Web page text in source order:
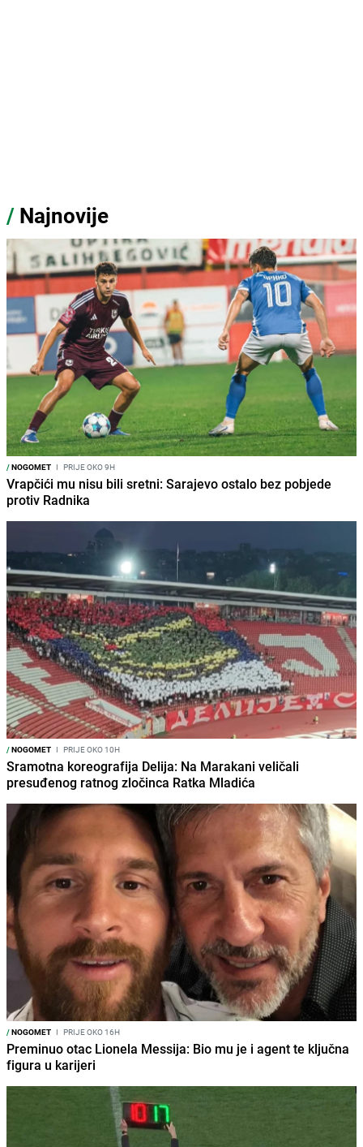
/ Najnovije
/NOGOMET I PRIJE OKO 9H
Vrapčići mu nisu bili sretni: Sarajevo ostalo bez pobjede
protiv Radnika
/NOGOMET I PRIJE OKO 10H
Sramotna koreografija Delija: Na Marakani veličali
presuđenog ratnog zločinca Ratka Mladića
/NOGOMET I PRIJE OKO 16H
Preminuo otac Lionela Messija: Bio mu je i agent te ključna
figura u karijeri